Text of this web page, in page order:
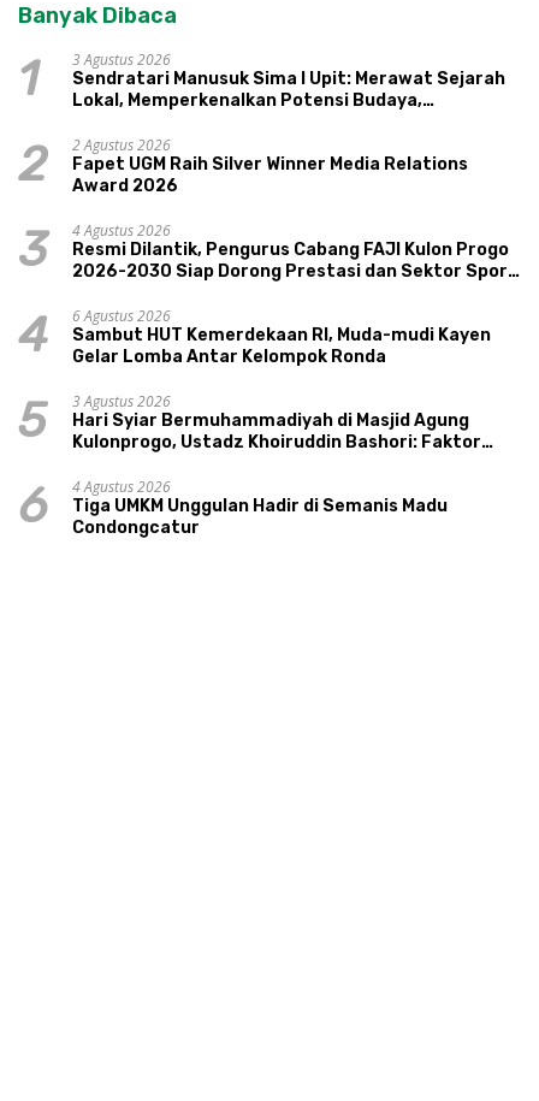
Banyak Dibaca
1
3 Agustus 2026
Sendratari Manusuk Sima I Upit: Merawat Sejarah
Lokal, Memperkenalkan Potensi Budaya,
2
2 Agustus 2026
Fapet UGM Raih Silver Winner Media Relations
Award 2026
3
4 Agustus 2026
Resmi Dilantik, Pengurus Cabang FAJI Kulon Progo
2026-2030 Siap Dorong Prestasi dan Sektor Sport
4
6 Agustus 2026
Sambut HUT Kemerdekaan RI, Muda-mudi Kayen
Gelar Lomba Antar Kelompok Ronda
5
3 Agustus 2026
Hari Syiar Bermuhammadiyah di Masjid Agung
Kulonprogo, Ustadz Khoiruddin Bashori: Faktor
6
4 Agustus 2026
Tiga UMKM Unggulan Hadir di Semanis Madu
Condongcatur